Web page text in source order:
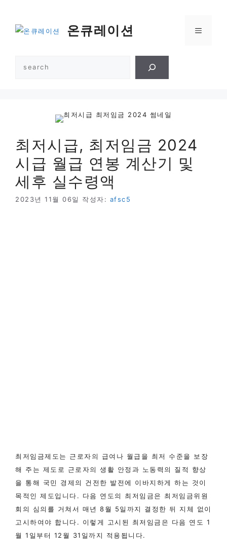
온큐레이션 메
최저시급, 최저임금 2024
시급 월급 연봉 계산기 및
세후 실수령액
2023년 11월 06일 작성자: afsc5
최저임금제도는 근로자의 급여나 월급을 최저 수준을 보장
해 주는 제도로 근로자의 생활 안정과 노동력의 질적 향상
을 통해 국민 경제의 건전한 발전에 이바지하게 하는 것이
목적인 제도입니다. 다음 연도의 최저임금은 최저임금위원
회의 심의를 거쳐서 매년 8월 5일까지 결정한 뒤 지체 없이
고시하여야 합니다. 이렇게 고시된 최저임금은 다음 연도 1
월 1일부터 12월 31일까지 적용됩니다.